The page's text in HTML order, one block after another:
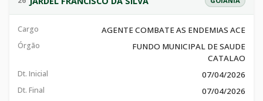
Cargo AGENTE COMBATE AS ENDEMIAS ACE
Órgão
FUNDO MUNICIPAL DE SAUDE
CATALAO
Dt. Inicial 07/04/2026
Dt. Final 07/04/2026